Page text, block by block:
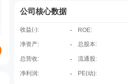
公司核心数据
收益(-): - ROE:
净资产: - 总股本:
总营收: - 流通股:
净利润: - PE(动):